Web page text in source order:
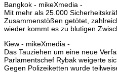
Bangkok - mikeXmedia -
Mit mehr als 25.000
Zusammenstößen getötet,
wieder kommt es zu blutigen
Kiew - mikeXmedia -
Das Tauziehen um eine neue
Parlamentschef Rybak weigerte
Gegen Polizeiketten wurde